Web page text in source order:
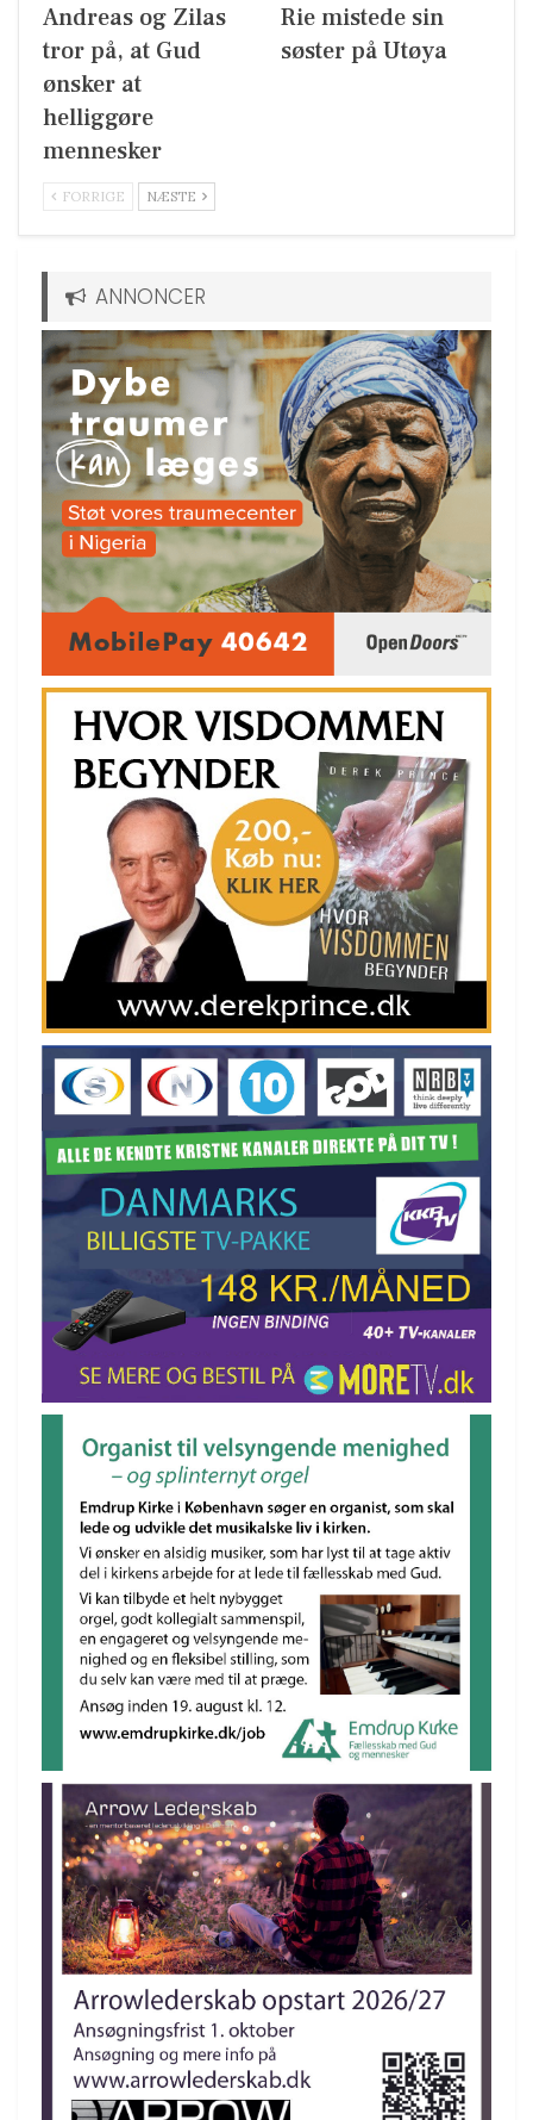
Andreas og Zilas
tror på, at Gud
ønsker at
helliggøre
mennesker
Rie mistede sin
søster på Utøya
FORRIGE NÆSTE
ANNONCER